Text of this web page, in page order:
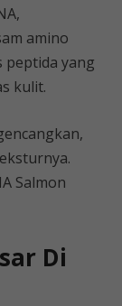
amino
peptida yang
kulit.
Salmon
Di